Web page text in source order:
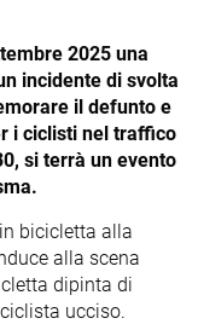
2025 una
incidente di svolta
il defunto e
i ciclisti nel traffico
si terrà un evento
bicicletta alla
alla scena
dipinta di
ucciso.